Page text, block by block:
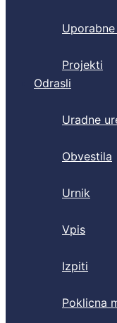
Projekti
Odrasli
Uradne
Obvestila
Urnik
Vpis
Izpiti
Poklicna